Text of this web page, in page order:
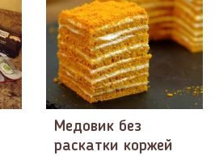
Медовик без
раскатки коржей